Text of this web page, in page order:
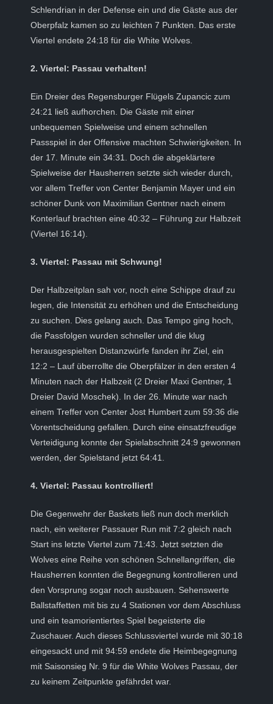
Schlendrian in der Defense ein und die Gäste aus der
Oberpfalz kamen so zu leichten 7 Punkten. Das erste
Viertel endete 24:18 für die White Wolves.
2. Viertel: Passau verhalten!
Ein Dreier des Regensburger Flügels Zupancic zum
24:21 ließ aufhorchen. Die Gäste mit einer
unbequemen Spielweise und einem schnellen
Passspiel in der Offensive machten Schwierigkeiten. In
der 17. Minute ein 34:31. Doch die abgeklärtere
Spielweise der Hausherren setzte sich wieder durch,
vor allem Treffer von Center Benjamin Mayer und ein
schöner Dunk von Maximilian Gentner nach einem
Konterlauf brachten eine 40:32 – Führung zur Halbzeit
(Viertel 16:14).
3. Viertel: Passau mit Schwung!
Der Halbzeitplan sah vor, noch eine Schippe drauf zu
legen, die Intensität zu erhöhen und die Entscheidung
zu suchen. Dies gelang auch. Das Tempo ging hoch,
die Passfolgen wurden schneller und die klug
herausgespielten Distanzwürfe fanden ihr Ziel, ein
12:2 – Lauf überrollte die Oberpfälzer in den ersten 4
Minuten nach der Halbzeit (2 Dreier Maxi Gentner, 1
Dreier David Moschek). In der 26. Minute war nach
einem Treffer von Center Jost Humbert zum 59:36 die
Vorentscheidung gefallen. Durch eine einsatzfreudige
Verteidigung konnte der Spielabschnitt 24:9 gewonnen
werden, der Spielstand jetzt 64:41.
4. Viertel: Passau kontrolliert!
Die Gegenwehr der Baskets ließ nun doch merklich
nach, ein weiterer Passauer Run mit 7:2 gleich nach
Start ins letzte Viertel zum 71:43. Jetzt setzten die
Wolves eine Reihe von schönen Schnellangriffen, die
Hausherren konnten die Begegnung kontrollieren und
den Vorsprung sogar noch ausbauen. Sehenswerte
Ballstaffetten mit bis zu 4 Stationen vor dem Abschluss
und ein teamorientiertes Spiel begeisterte die
Zuschauer. Auch dieses Schlussviertel wurde mit 30:18
eingesackt und mit 94:59 endete die Heimbegegnung
mit Saisonsieg Nr. 9 für die White Wolves Passau, der
zu keinem Zeitpunkte gefährdet war.